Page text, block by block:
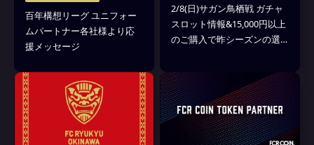
百年構想リーグ ユニフォー
ムパートナー各社様より応
援メッセージ
2/8(日)サガン鳥栖戦 ガチャ
スロット情報&15,000円以上
のご購入で昨シーズンの選
ントのお知らせ